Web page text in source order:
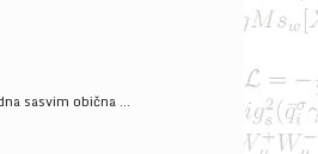
sasvim obična ...